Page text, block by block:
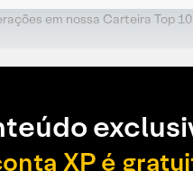
em nossa Carteira Top 10
XP é